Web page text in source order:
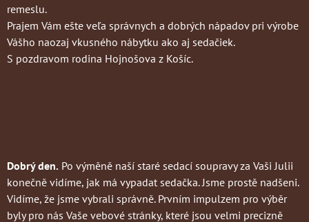
remeslu.
Prajem Vám ešte veľa správnych a dobrých nápadov pri výrobe
Vášho naozaj vkusného nábytku ako aj sedačiek.
S pozdravom rodina Hojnošova z Košíc.
Dobrý den. Po výměně naší staré sedací soupravy za Vaši Julii
konečně vidíme, jak má vypadat sedačka. Jsme prostě nadšeni.
Vidíme, že jsme vybrali správně. Prvním impulzem pro výběr
byly pro nás Vaše vebové stránky, které jsou velmi precizně